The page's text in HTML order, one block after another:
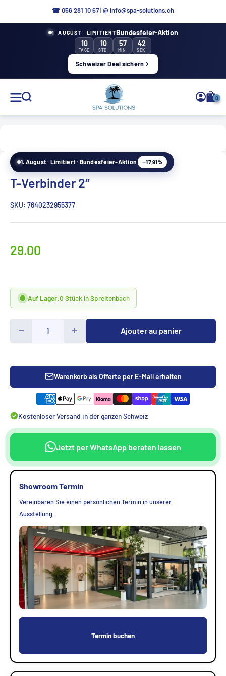
☎ 056 281 10 67|@ info@spa-solutions.ch
1. AUGUST · LIMITIERTBundesfeier-Aktion
10
TAGE
10
STD.
57
MIN.
42
SEK.
Schweizer Deal sichern
Solutions
de
0
1. August · Limitiert · Bundesfeier-Aktion −17.91%
T-Verbinder 2″
SKU: 7640232955377
Prix
29.00
Auf Lager:0 Stück in Spreitenbach
Ajouter au panier
Warenkorb als Offerte per E-Mail erhalten
Kostenloser Versand in der ganzen Schweiz
Jetzt per WhatsApp beraten lassen
Showroom Termin
Vereinbaren Sie einen persönlichen Termin in unserer
Ausstellung.
Termin buchen